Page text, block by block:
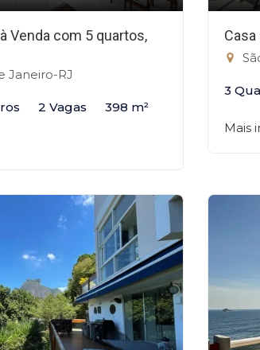
Venda com 5 quartos,
Janeiro-RJ
2 Vagas 398 m²
3
Mais